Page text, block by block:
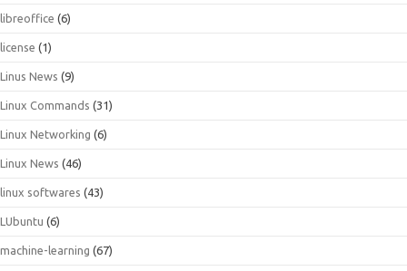
libreoffice (6)
license (1)
Linus News (9)
Linux Commands (31)
Linux Networking (6)
Linux News (46)
linux softwares (43)
LUbuntu (6)
machine-learning (67)